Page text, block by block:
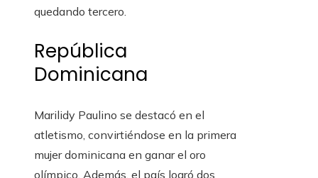
quedando tercero.
República
Dominicana
Marilidy Paulino se destacó en el
atletismo, convirtiéndose en la primera
mujer dominicana en ganar el oro
olímpico. Además, el país logró dos